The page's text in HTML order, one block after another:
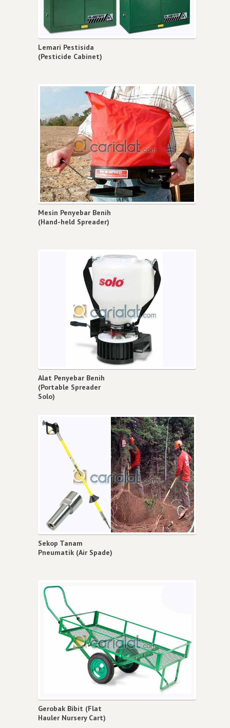
Lemari Pestisida
(Pesticide Cabinet)
Mesin Penyebar Benih
(Hand-held Spreader)
Alat Penyebar Benih
(Portable Spreader
Solo)
Sekop Tanam
Pneumatik (Air Spade)
Gerobak Bibit (Flat
Hauler Nursery Cart)